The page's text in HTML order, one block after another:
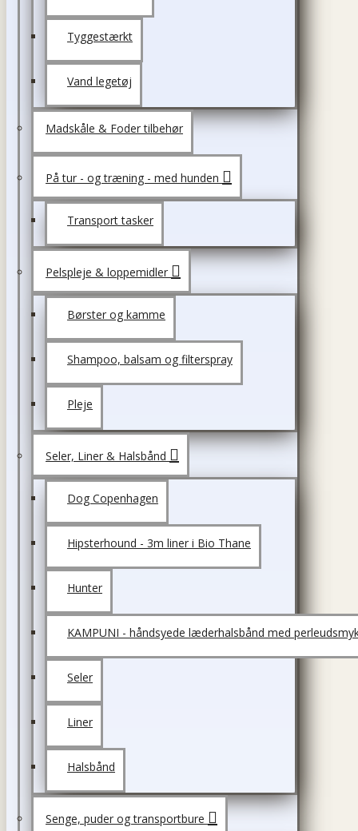
Tyggestærkt
Vand legetøj
Madskåle & Foder tilbehør
På tur - og træning - med hunden
Transport tasker
Pelspleje & loppemidler
Børster og kamme
Shampoo, balsam og filterspray
Pleje
Seler, Liner & Halsbånd
Dog Copenhagen
Hipsterhound - 3m liner i Bio Thane
Hunter
KAMPUNI - håndsyede læderhalsbånd med
Seler
Liner
Halsbånd
Senge, puder og transportbure